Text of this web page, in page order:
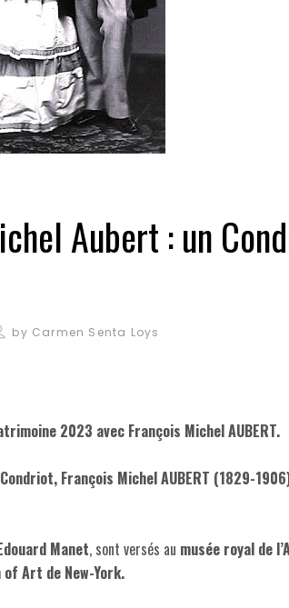
Aubert : un
by Carmen Senta Loys
2023 avec François Michel AUBERT.
François Michel AUBERT (1829-
Manet, sont versés au musée royal de
Art de New-York.